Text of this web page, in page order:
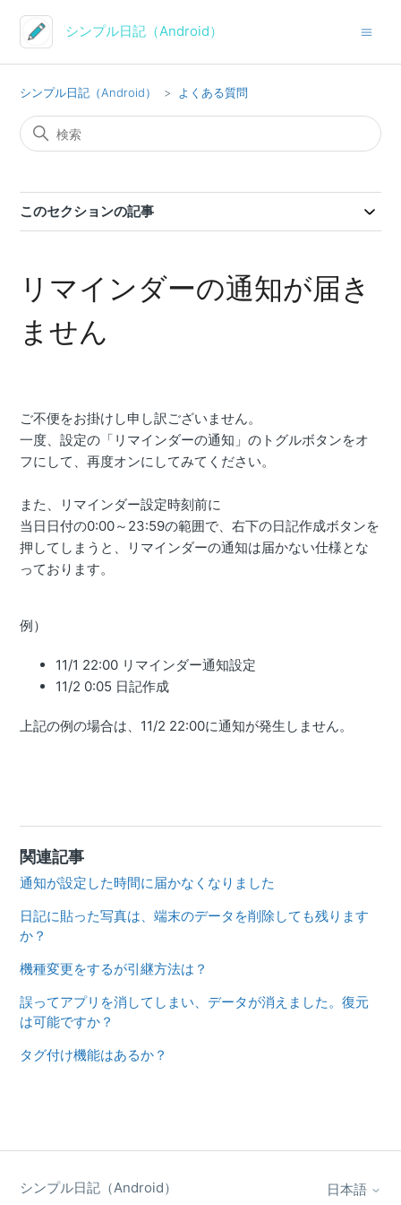
シンプル日記（Android）
シンプル日記（Android） よくある質問
このセクションの記事
リマインダーの通知が届き
ません
ご不便をお掛けし申し訳ございません。
一度、設定の「リマインダーの通知」のトグルボタンをオ
フにして、再度オンにしてみてください。
また、リマインダー設定時刻前に
当日日付の0:00～23:59の範囲で、右下の日記作成ボタンを
押してしまうと、リマインダーの通知は届かない仕様とな
っております。
例）
11/1 22:00 リマインダー通知設定
11/2 0:05 日記作成
上記の例の場合は、11/2 22:00に通知が発生しません。
関連記事
通知が設定した時間に届かなくなりました
日記に貼った写真は、端末のデータを削除しても残ります
か？
機種変更をするが引継方法は？
誤ってアプリを消してしまい、データが消えました。復元
は可能ですか？
タグ付け機能はあるか？
シンプル日記（Android） 日本語